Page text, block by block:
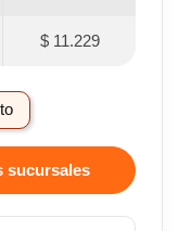
$ 11.229
sucursales